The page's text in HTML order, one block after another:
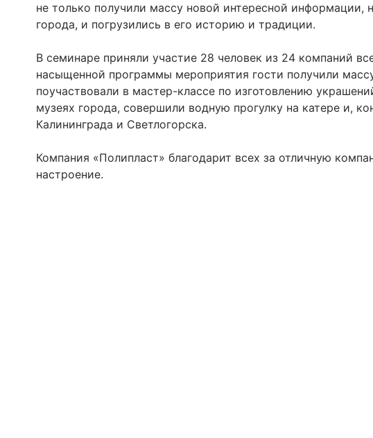
не только получили массу новой интересной информации,
города, и погрузились в его историю и традиции.
В семинаре приняли участие 28 человек из 24 компаний
насыщенной программы мероприятия гости получили
поучаствовали в мастер-классе по изготовлению
музеях города, совершили водную прогулку на катере и,
Калининграда и Светлогорска.
Компания «Полипласт» благодарит всех за отличную
настроение.